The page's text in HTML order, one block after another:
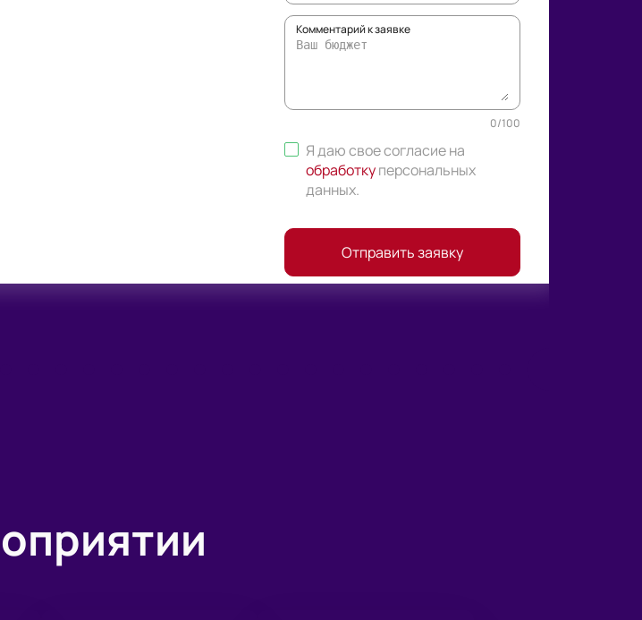
Комментарий к заявке
0/100
Я даю свое согласие на
обработку персональных
данных.
Отправить заявку